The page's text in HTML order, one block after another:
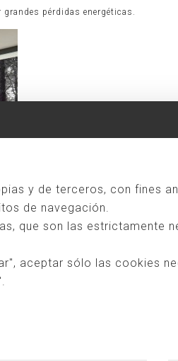
pérdidas energéticas.
natural cercano, con el fin de
de un aserradero cercano. En fin,
y de terceros, con fines
de navegación.
que son las estrictamente
aceptar sólo las cookies